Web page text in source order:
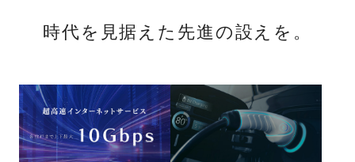
人生をデザインしよう、
リビオと。
MACHI - 住みたくなる写真
（祝日を除く。また第2火曜日が祝日または
祝日明けの場合は第3火曜日がお
休みとなります。）
時代を見据えた先進の設えを。